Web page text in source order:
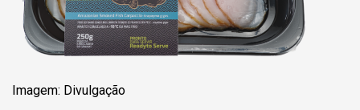
Imagem: Divulgação